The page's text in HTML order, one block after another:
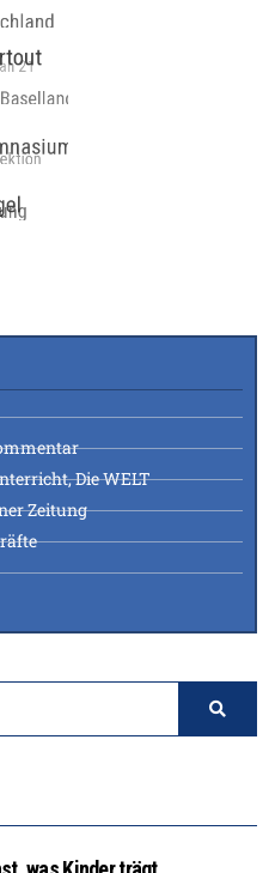
Die WELT
Zeitung